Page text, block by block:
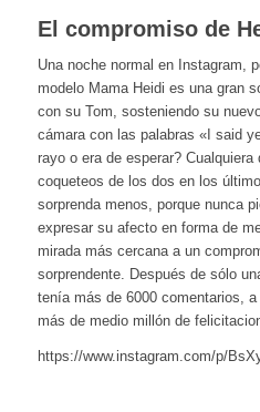
El compromiso de
Una noche normal en Instagram,
modelo Mama Heidi es una gran
con su Tom, sosteniendo su
cámara con las palabras «I said
rayo o era de esperar?
coqueteos de los dos en los
sorprenda menos, porque nunca
expresar su afecto en forma de
mirada más cercana a un
sorprendente. Después de sólo
tenía más de 6000 comentarios,
más de medio millón de
https://www.instagram.com/p/